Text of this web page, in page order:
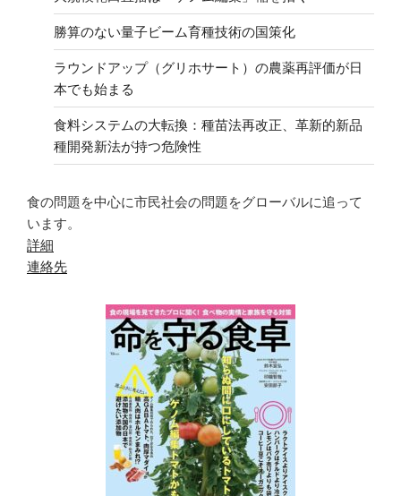
勝算のない量子ビーム育種技術の国策化
ラウンドアップ（グリホサート）の農薬再評価が日
本でも始まる
食料システムの大転換：種苗法再改正、革新的新品
種開発新法が持つ危険性
食の問題を中心に市民社会の問題をグローバルに追って
います。
詳細
連絡先